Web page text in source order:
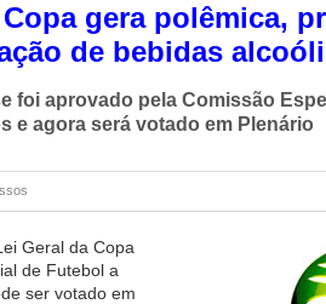
gera polêmica,
de bebidas
foi aprovado pela Comissão
e agora será votado em Plenário
Geral da Copa
de Futebol a
ser votado em